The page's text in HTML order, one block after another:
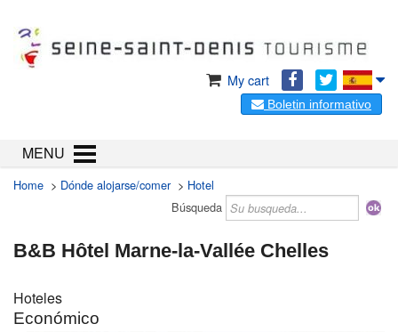
My cart
Boletin informativo
MENU
Home > Dónde alojarse/comer> Hotel
Búsqueda
B&B Hôtel Marne-la-Vallée Chelles
Hoteles
Económico